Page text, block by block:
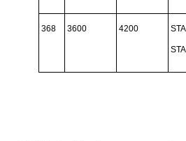
368 3600 4200